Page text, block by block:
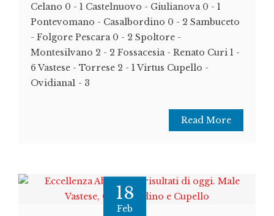
Celano 0 - 1 Castelnuovo - Giulianova 0 - 1
Pontevomano - Casalbordino 0 - 2 Sambuceto
- Folgore Pescara 0 - 2 Spoltore -
Montesilvano 2 - 2 Fossacesia - Renato Curi 1 -
6 Vastese - Torrese 2 - 1 Virtus Cupello -
Ovidiana1 - 3
Read More
18
Feb